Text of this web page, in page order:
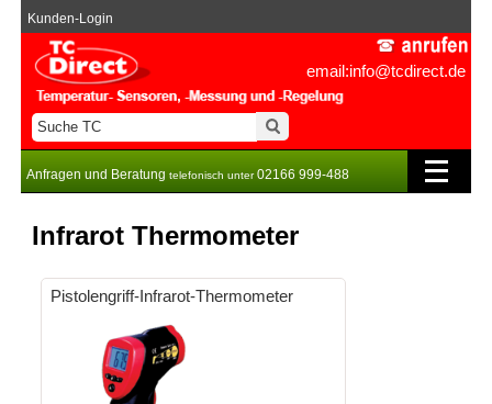
email:info@tcdirect.de
Kunden-Login
Anfragen und Beratung telefonisch unter02166 999-488
Infrarot Thermometer
Pistolengriff-Infrarot-Thermometer